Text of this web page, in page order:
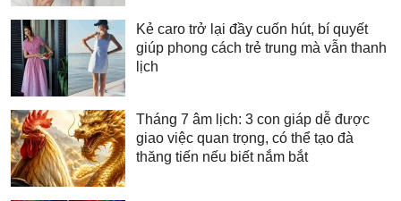
Kẻ caro trở lại đầy cuốn hút, bí quyết
giúp phong cách trẻ trung mà vẫn thanh
lịch
Tháng 7 âm lịch: 3 con giáp dễ được
giao việc quan trọng, có thể tạo đà
thăng tiến nếu biết nắm bắt